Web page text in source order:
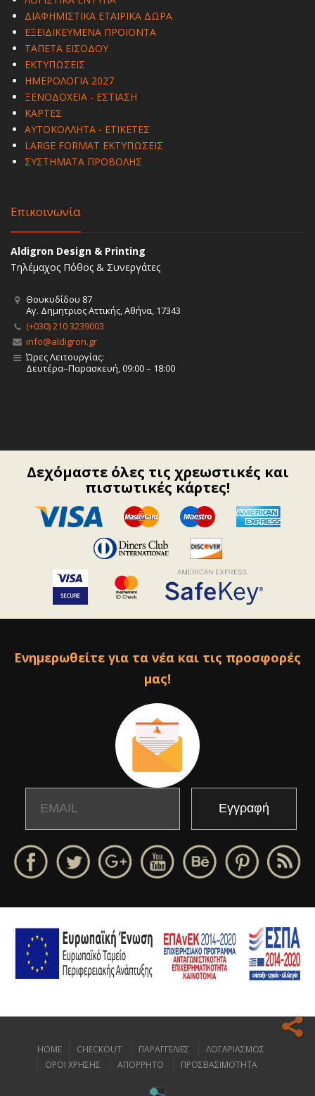
ΔΙΑΦΗΜΙΣΤΙΚΑ ΕΤΑΙΡΙΚΑ ΔΩΡΑ
ΕΞΕΙΔΙΚΕΥΜΕΝΑ ΠΡΟΪΟΝΤΑ
ΤΑΠΕΤΑ ΕΙΣΟΔΟΥ
ΕΚΤΥΠΩΣΕΙΣ
ΗΜΕΡΟΛΟΓΙΑ 2027
ΞΕΝΟΔΟΧΕΙΑ - ΕΣΤΙΑΣΗ
ΚΑΡΤΕΣ
ΑΥΤΟΚΟΛΛΗΤΑ - ΕΤΙΚΕΤΕΣ
LARGE FORMAT ΕΚΤΥΠΩΣΕΙΣ
ΣΥΣΤΗΜΑΤΑ ΠΡΟΒΟΛΗΣ
Επικοινωνία
Aldigron Design & Printing
Τηλέμαχος Πόθος & Συνεργάτες
Θουκυδίδου 87
Αγ. Δημητριος Αττικής, Αθήνα, 17343
(+030) 210 3239003
info@aldigron.gr
Ώρες Λειτουργίας:
Δευτέρα–Παρασκευή, 09:00 – 18:00
Δεχόμαστε όλες τις χρεωστικές και
πιστωτικές κάρτες!
Ενημερωθείτε για τα νέα και τις προσφορές
μας!
Ο ιστοχώρος μας κάνει χρήση cookies για να σας προσφέρει την
HOME CHECKOUT ΠΑΡΑΓΓΕΛΙΕΣ
ΛΟΓΑΡΙΑΣΜΟΣ
ΟΡΟΙ ΧΡΗΣΗΣ
ΑΠΟΡΡΗΤΟ ΠΡΟΣΒΑΣΙΜΟΤΗΤΑ